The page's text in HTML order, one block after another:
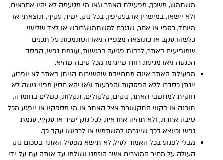
משתמש, משכך, מפעילת האתר ו\או מי מטעמה לא יהיו אחראים,
ולא יישאו, במישרין או בעקיפין, בכל נזק, ישיר, עקיף, תוצאתי או
מיוחד, כספי או אחר, שנגרם למשתמש\רוכש או לצד שלישי
כלשהו עקב או כתוצאה מצפייה ו\או הסתמכות על תכנים
שמופיעים באתר, לרבות פגיעה ברגשות, עוגמת נפש, הפסד
הכנסה ו\או מניעת רווח שייגרמו מכל סיבה שהיא.
מפעילת האתר אינה מתחייבת שהשירות הניתן באתר לא יופרע,
יינתן כסדרו ללא הפסקות והפרעות ו\או יהא חסין מפני גישה לא
חוקית למחשבי האתר, נזקים, קלקולים, תקלות, כשלים בחומרה,
תוכנה או בקווי התקשורת אצל האתר או מי מספקיו או ייפגע מכל
סיבה אחרת, ולא תהיה אחראית לכל נזק ישיר או עקיף, עגמת
נפש וכיוצא בכך שייגרמו למשתמש או לרכושו עקב כך.
מבלי לפגוע בכל האמור לעיל, לא תישא מפעיל האתר בסכום נזק
העולה על מחיר המוצרים אשר הוזמנו ושולמו עד אותה עת על-ידי